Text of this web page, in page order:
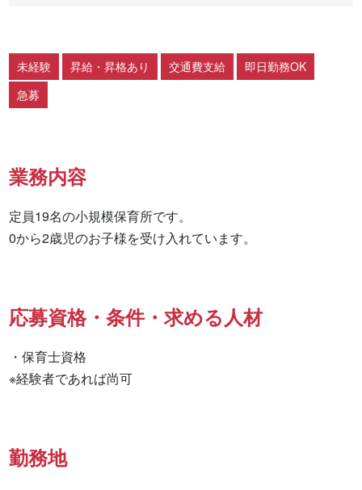
未経験 昇給・昇格あり 交通費支給
即日勤務OK
急募
業務内容
定員19名の小規模保育所です。
0から2歳児のお子様を受け入れています。
応募資格・条件・求める人材
・保育士資格
※経験者であれば尚可
勤務地